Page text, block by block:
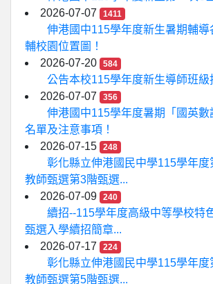
2026-07-07
1411
伸港國中115學年度新生暑期輔導
輔校園位置圖！
2026-07-20
584
公告本校115學年度新生導師班級
2026-07-07
356
伸港國中115學年度暑期「國英數
名單及注意事項！
2026-07-15
248
彰化縣立伸港國民中學115學年
教師甄選第3階甄選...
2026-07-09
240
續招--115學年度高級中等學校特
甄選入學續招簡章...
2026-07-17
224
彰化縣立伸港國民中學115學年
教師甄選第5階甄選...